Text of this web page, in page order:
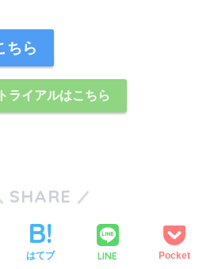
ちら
ライアルはこちら
SHARE
はてブ LINE Pocket